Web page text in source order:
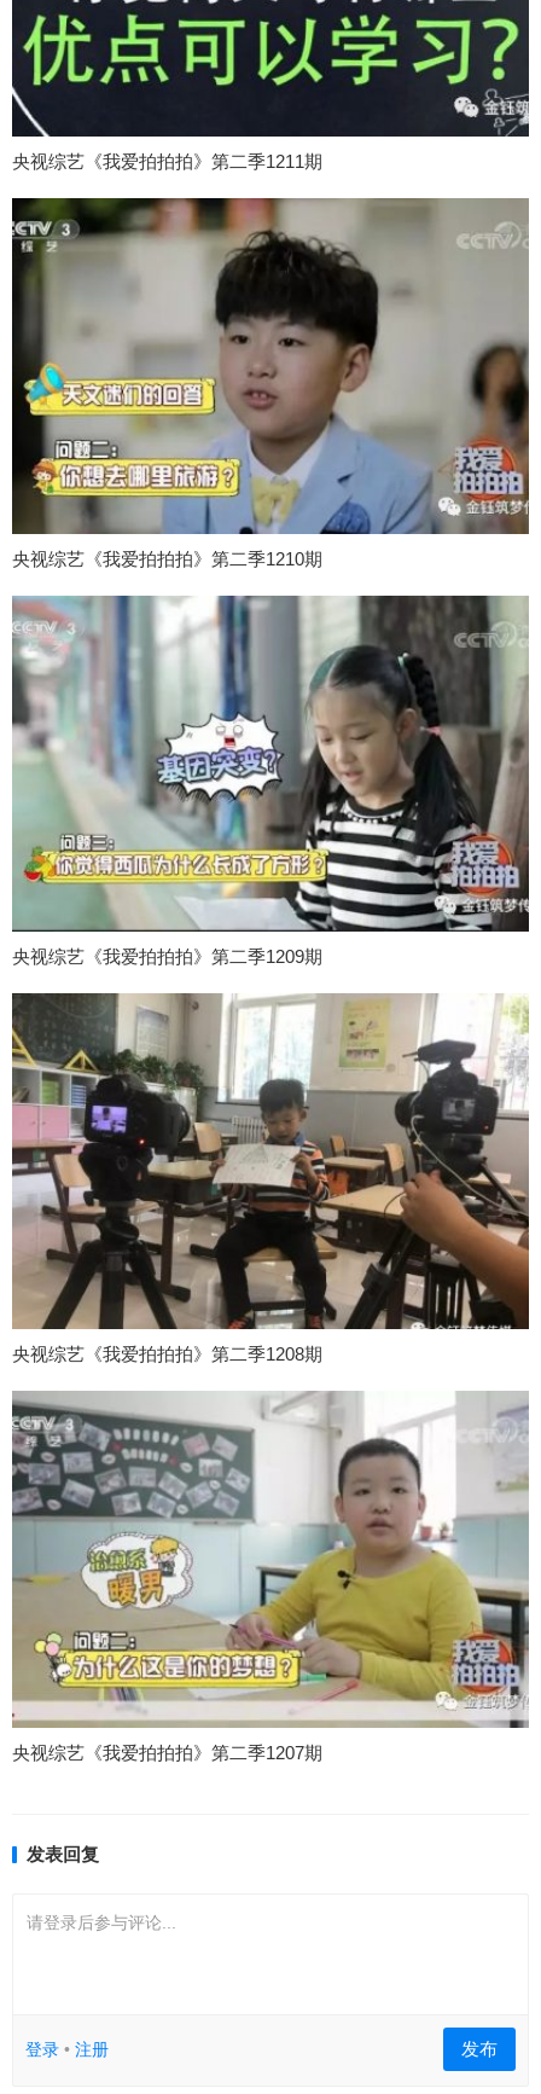
央视综艺《我爱拍拍拍》第二季1211期
央视综艺《我爱拍拍拍》第二季1210期
央视综艺《我爱拍拍拍》第二季1209期
央视综艺《我爱拍拍拍》第二季1208期
央视综艺《我爱拍拍拍》第二季1207期
发表回复
请登录后参与评论...
登录 • 注册 发布